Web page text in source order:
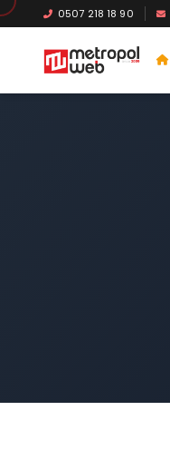
Ana içeriğe geç
0507 218 18 90